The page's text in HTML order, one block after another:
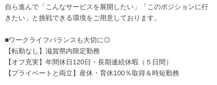
自ら進んで「こんなサービスを展開したい」「このポジションに行
きたい」と挑戦できる環境をご用意しております。
■ワークライフバランスも大切に◎
【転勤なし】滋賀県内限定勤務
【オフ充実】年間休日120日・長期連続休暇（５日間）
【プライベートと両立】産休・育休100％取得＆時短勤務